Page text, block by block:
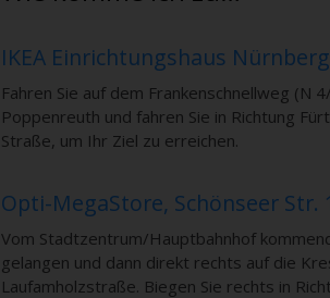
IKEA Einrichtungshaus
Fahren Sie auf dem Frankenschnellweg (N
Poppenreuth und fahren Sie in Richtung
Straße, um Ihr Ziel zu erreichen.
Opti-MegaStore, Schönseer Str.
Vom Stadtzentrum/Hauptbahnhof
gelangen und dann direkt rechts auf die
Laufamholzstraße. Biegen Sie rechts in